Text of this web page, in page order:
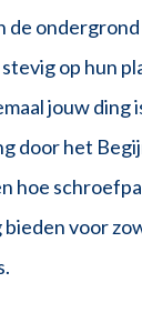
de
op hun
jouw ding
door het
hoe
voor